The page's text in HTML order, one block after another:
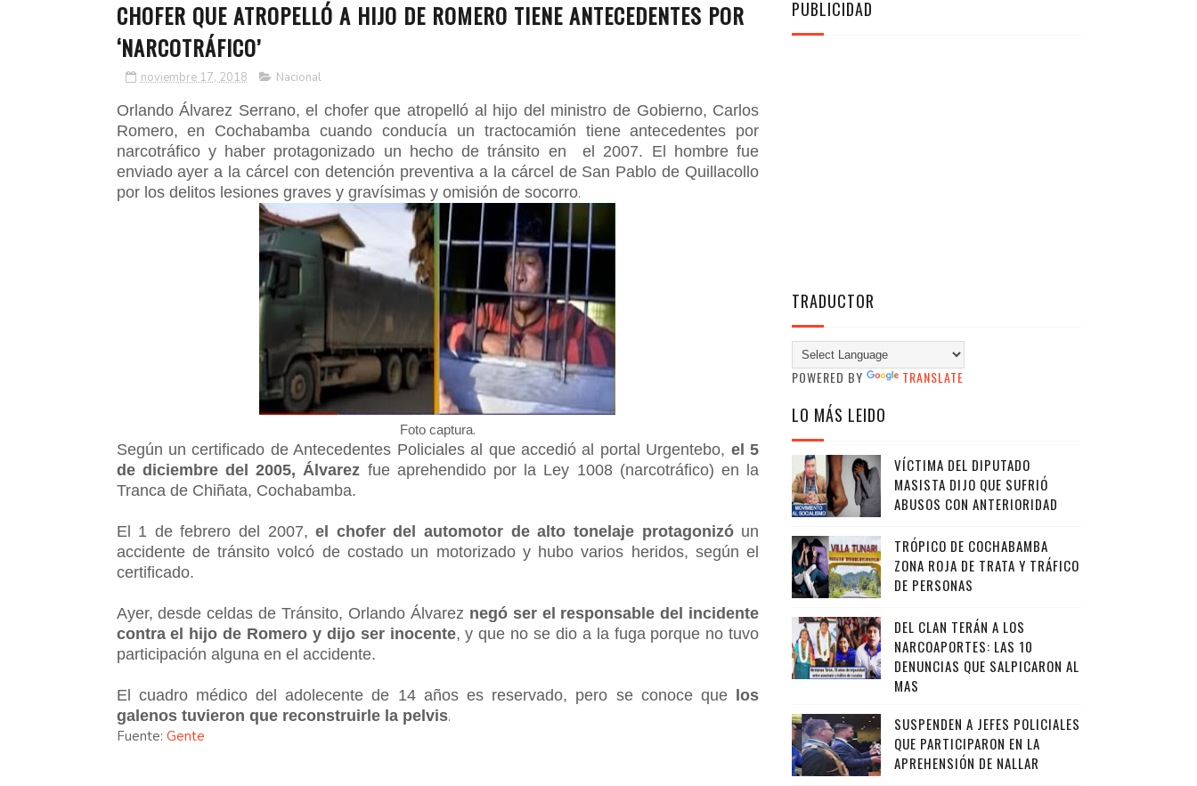
CHOFER QUE ATROPELLÓ A HIJO DE ROMERO TIENE ANTECEDENTES POR
‘NARCOTRÁFICO’
noviembre 17, 2018 Nacional
Orlando Álvarez Serrano, el chofer que atropelló al hijo del ministro de Gobierno, Carlos
Romero, en Cochabamba cuando conducía un tractocamión tiene antecedentes por
narcotráfico y haber protagonizado un hecho de tránsito en el 2007. El hombre fue
enviado ayer a la cárcel con detención preventiva a la cárcel de San Pablo de Quillacollo
por los delitos lesiones graves y gravísimas y omisión de socorro.
Foto captura.
Según un certificado de Antecedentes Policiales al que accedió al portal Urgentebo, el 5
de diciembre del 2005, Álvarez fue aprehendido por la Ley 1008 (narcotráfico) en la
Tranca de Chiñata, Cochabamba.
El 1 de febrero del 2007,el chofer del automotor de alto tonelaje protagonizóun
accidente de tránsito volcó de costado un motorizado y hubo varios heridos, según el
certificado.
Ayer, desde celdas de Tránsito, Orlando Álvarez negó ser el responsable del incidente
contra el hijo de Romero y dijo ser inocente, y que no se dio a la fuga porque no tuvo
participación alguna en el accidente.
El cuadro médico del adolecente de 14 años es reservado, pero se conoce que
los
galenos tuvieron que reconstruirle la pelvis.
Fuente: Gente
PUBLICIDAD
TRADUCTOR
POWERED BY TRANSLATE
LO MÁS LEIDO
VÍCTIMA DEL DIPUTADO
MASISTA DIJO QUE SUFRIÓ
ABUSOS CON ANTERIORIDAD
TRÓPICO DE COCHABAMBA
ZONA ROJA DE TRATA Y TRÁFICO
DE PERSONAS
DEL CLAN TERÁN A LOS
NARCOAPORTES: LAS 10
DENUNCIAS QUE SALPICARON AL
MAS
SUSPENDEN A JEFES POLICIALES
QUE PARTICIPARON EN LA
APREHENSIÓN DE NALLAR